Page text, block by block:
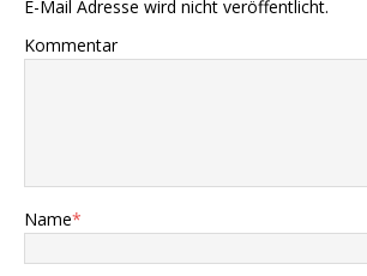
E-Mail Adresse wird nicht veröffentlicht.
Kommentar
Name*